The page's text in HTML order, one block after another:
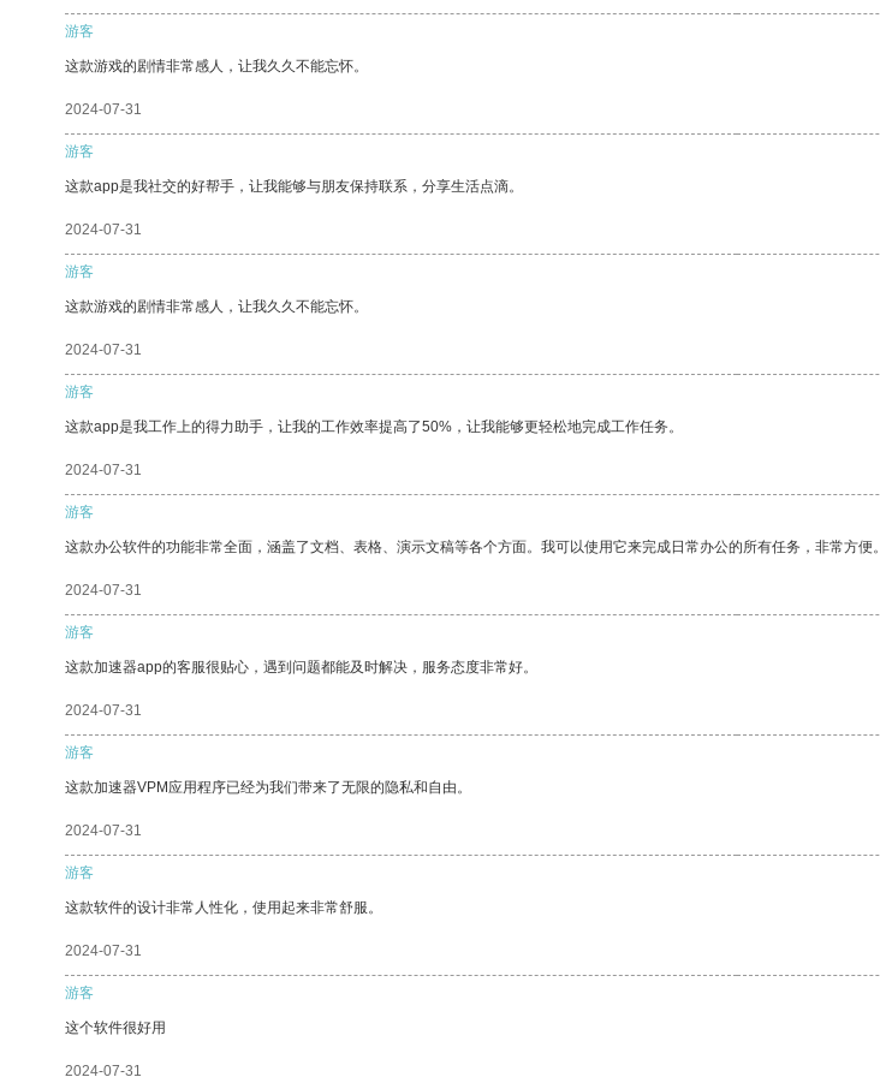
游客
这款游戏的剧情非常感人，让我久久不能忘怀。
2024-07-31
游客
这款app是我社交的好帮手，让我能够与朋友保持联系，分享生活点滴。
2024-07-31
游客
这款游戏的剧情非常感人，让我久久不能忘怀。
2024-07-31
游客
这款app是我工作上的得力助手，让我的工作效率提高了50%，让我能够更轻松地完成工作任务。
2024-07-31
游客
这款办公软件的功能非常全面，涵盖了文档、表格、演示文稿等各个方面。我可以使用它来完成日常办公的所有任务，非常方便。
2024-07-31
游客
这款加速器app的客服很贴心，遇到问题都能及时解决，服务态度非常好。
2024-07-31
游客
这款加速器VPM应用程序已经为我们带来了无限的隐私和自由。
2024-07-31
游客
这款软件的设计非常人性化，使用起来非常舒服。
2024-07-31
游客
这个软件很好用
2024-07-31